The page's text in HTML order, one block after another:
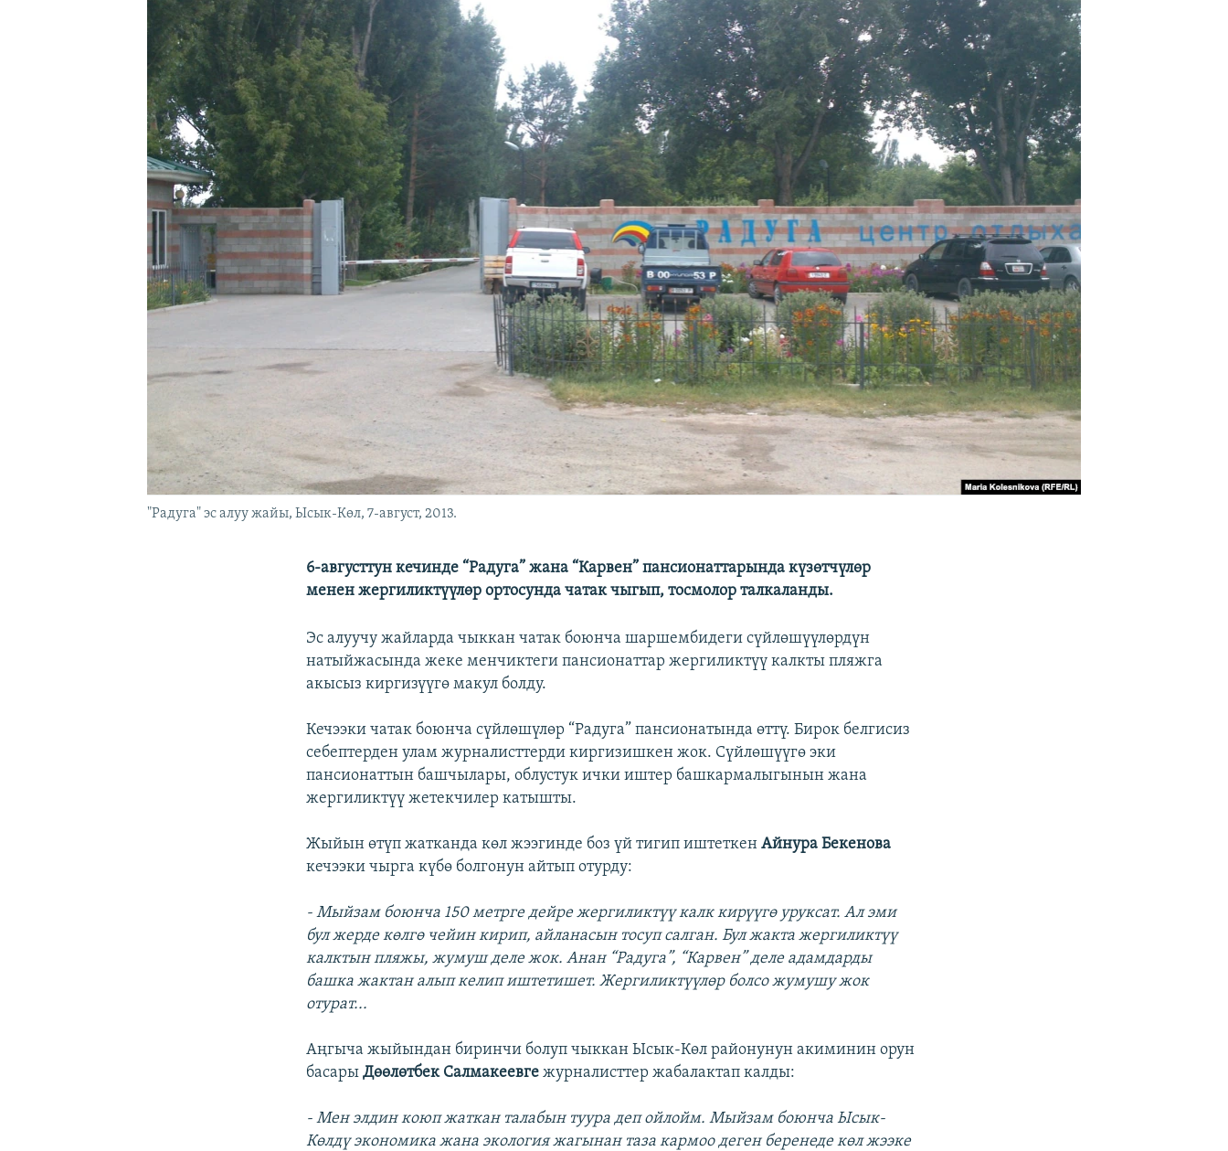
ЫҢГАЙСЫЗ СУРООЛОР
"Радуга" эс алуу жайы, Ысык-Көл, 7-август, 2013.
6-августтун кечинде “Радуга” жана “Карвен” пансионаттарында күзөтчүлөр
менен жергиликтүүлөр ортосунда чатак чыгып, тосмолор талкаланды.
Эс алуучу жайларда чыккан чатак боюнча шаршембидеги сүйлөшүүлөрдүн
натыйжасында жеке менчиктеги пансионаттар жергиликтүү калкты пляжга
акысыз киргизүүгө макул болду.
Кечээки чатак боюнча сүйлөшүлөр “Радуга” пансионатында өттү. Бирок белгисиз
себептерден улам журналисттерди киргизишкен жок. Сүйлөшүүгө эки
пансионаттын башчылары, облустук ички иштер башкармалыгынын жана
жергиликтүү жетекчилер катышты.
Жыйын өтүп жатканда көл жээгинде боз үй тигип иштеткенАйнура Бекенова
кечээки чырга күбө болгонун айтып отурду:
- Мыйзам боюнча 150 метрге дейре жергиликтүү калк кирүүгө уруксат. Ал эми
бул жерде көлгө чейин кирип, айланасын тосуп салган. Бул жакта жергиликтүү
калктын пляжы, жумуш деле жок. Анан “Радуга”, “Карвен” деле адамдарды
башка жактан алып келип иштетишет. Жергиликтүүлөр болсо жумушу жок
отурат...
Аңгыча жыйындан биринчи болуп чыккан Ысык-Көл районунун акиминин орун
басарыДөөлөтбек Салмакеевге журналисттер жабалактап калды:
- Мен элдин коюп жаткан талабын туура деп ойлойм. Мыйзам боюнча Ысык-
Көлдү экономика жана экология жагынан таза кармоо деген беренеде көл жээке